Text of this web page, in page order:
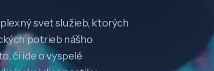
svet služieb, ktorých
potrieb nášho
či ide o vyspelé